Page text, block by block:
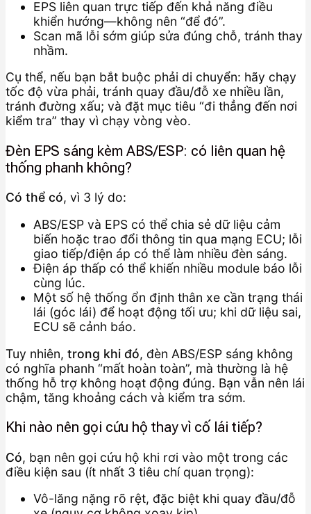
EPS liên quan trực tiếp đến khả năng điều
khiển hướng—không nên “để đó”.
Scan mã lỗi sớm giúp sửa đúng chỗ, tránh thay
nhầm.
Cụ thể, nếu bạn bắt buộc phải di chuyển: hãy chạy
tốc độ vừa phải, tránh quay đầu/đỗ xe nhiều lần,
tránh đường xấu; và đặt mục tiêu “đi thẳng đến nơi
kiểm tra” thay vì chạy vòng vèo.
Đèn EPS sáng kèm ABS/ESP: có liên quan hệ
thống phanh không?
Có thể có, vì 3 lý do:
ABS/ESP và EPS có thể chia sẻ dữ liệu cảm
biến hoặc trao đổi thông tin qua mạng ECU; lỗi
giao tiếp/điện áp có thể làm nhiều đèn sáng.
Điện áp thấp có thể khiến nhiều module báo lỗi
cùng lúc.
Một số hệ thống ổn định thân xe cần trạng thái
lái (góc lái) để hoạt động tối ưu; khi dữ liệu sai,
ECU sẽ cảnh báo.
Tuy nhiên, trong khi đó, đèn ABS/ESP sáng không
có nghĩa phanh “mất hoàn toàn”, mà thường là hệ
thống hỗ trợ không hoạt động đúng. Bạn vẫn nên lái
chậm, tăng khoảng cách và kiểm tra sớm.
Khi nào nên gọi cứu hộ thay vì cố lái tiếp?
Có, bạn nên gọi cứu hộ khi rơi vào một trong các
điều kiện sau (ít nhất 3 tiêu chí quan trọng):
Vô-lăng nặng rõ rệt, đặc biệt khi quay đầu/đỗ